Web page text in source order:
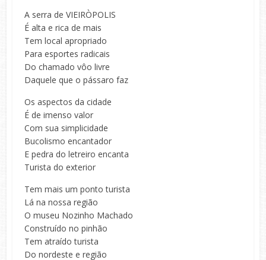
A serra de VIEIRÒPOLIS
É alta e rica de mais
Tem local apropriado
Para esportes radicais
Do chamado vôo livre
Daquele que o pássaro faz
Os aspectos da cidade
É de imenso valor
Com sua simplicidade
Bucolismo encantador
E pedra do letreiro encanta
Turista do exterior
Tem mais um ponto turista
Lá na nossa região
O museu Nozinho Machado
Construído no pinhão
Tem atraído turista
Do nordeste e região